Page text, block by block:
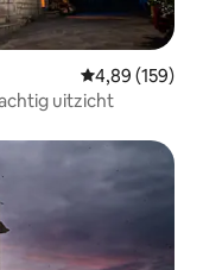
Gemiddelde
4,89 (159)
uitzicht